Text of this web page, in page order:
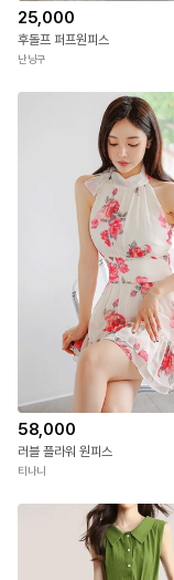
25,000
후돌프 퍼프원피스
난닝구
58,000
러블 플라워 원피스
티나니